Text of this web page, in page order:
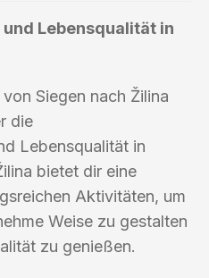
Lebensqualität in
Siegen nach Žilina
die
Lebensqualität in
bietet dir eine
Aktivitäten, um
Weise zu gestalten
zu genießen.